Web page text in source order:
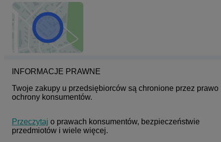
INFORMACJE PRAWNE
Twoje zakupy u przedsiębiorców są chronione przez prawo
ochrony konsumentów.
Przeczytaj o prawach konsumentów, bezpieczeństwie
przedmiotów i wiele więcej.